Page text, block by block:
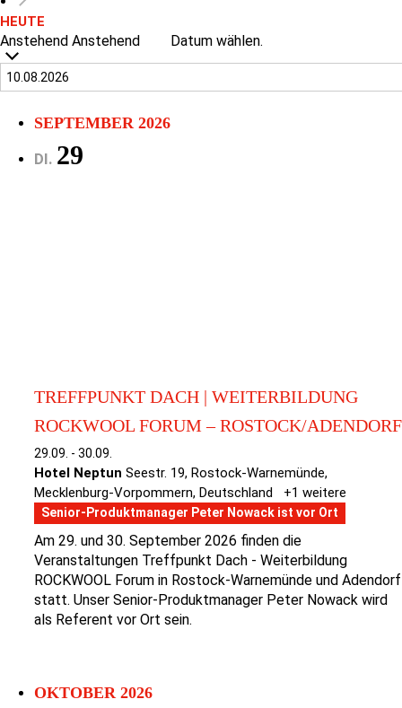
HEUTE
Anstehend Anstehend Datum wählen.
SEPTEMBER 2026
DI. 29
TREFFPUNKT DACH | WEITERBILDUNG
ROCKWOOL FORUM – ROSTOCK/ADENDORF
29.09. - 30.09.
Hotel Neptun Seestr. 19, Rostock-Warnemünde,
Mecklenburg-Vorpommern, Deutschland
+1 weitere
Senior-Produktmanager Peter Nowack ist vor Ort
Am 29. und 30. September 2026 finden die
Veranstaltungen Treffpunkt Dach - Weiterbildung
ROCKWOOL Forum in Rostock-Warnemünde und Adendorf
statt. Unser Senior-Produktmanager Peter Nowack wird
als Referent vor Ort sein.
OKTOBER 2026